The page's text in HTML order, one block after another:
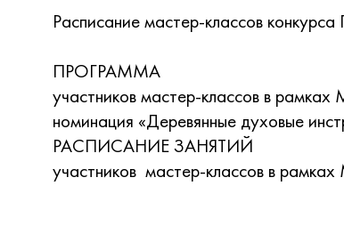
Расписание мастер-классов
ПРОГРАММА
участников мастер-классов в
номинация «Деревянные духовые
РАСПИСАНИЕ ЗАНЯТИЙ
участников мастер-классов в